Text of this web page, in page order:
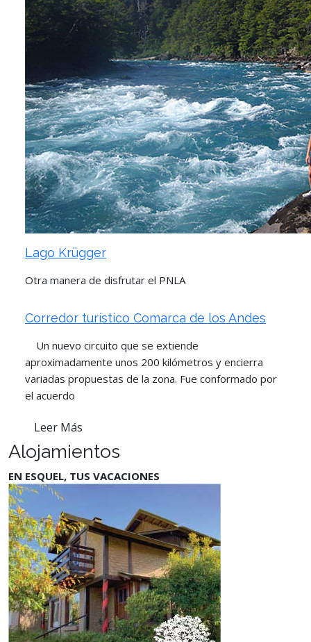
Lago Krügger
Otra manera de disfrutar el PNLA
Corredor turístico Comarca de los Andes
Un nuevo circuito que se extiende
aproximadamente unos 200 kilómetros y encierra
variadas propuestas de la zona. Fue conformado por
el acuerdo
Leer Más
Alojamientos
EN ESQUEL, TUS VACACIONES